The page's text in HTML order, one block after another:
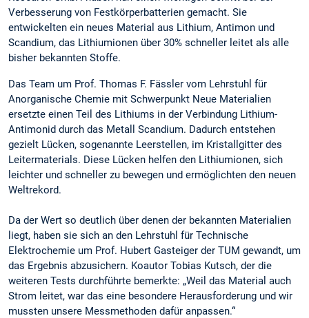
Verbesserung von Festkörperbatterien gemacht. Sie
entwickelten ein neues Material aus Lithium, Antimon und
Scandium, das Lithiumionen über 30% schneller leitet als alle
bisher bekannten Stoffe.
Das Team um Prof. Thomas F. Fässler vom Lehrstuhl für
Anorganische Chemie mit Schwerpunkt Neue Materialien
ersetzte einen Teil des Lithiums in der Verbindung Lithium-
Antimonid durch das Metall Scandium. Dadurch entstehen
gezielt Lücken, sogenannte Leerstellen, im Kristallgitter des
Leitermaterials. Diese Lücken helfen den Lithiumionen, sich
leichter und schneller zu bewegen und ermöglichten den neuen
Weltrekord.
Da der Wert so deutlich über denen der bekannten Materialien
liegt, haben sie sich an den Lehrstuhl für Technische
Elektrochemie um Prof. Hubert Gasteiger der TUM gewandt, um
das Ergebnis abzusichern. Koautor Tobias Kutsch, der die
weiteren Tests durchführte bemerkte: „Weil das Material auch
Strom leitet, war das eine besondere Herausforderung und wir
mussten unsere Messmethoden dafür anpassen.“